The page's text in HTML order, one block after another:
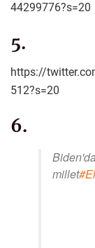
44299776?s=20
5.
https://
512?s=20
6.
millet